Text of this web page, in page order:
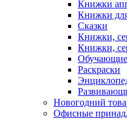
Книжки
Книжки
Сказки
Книжки,
Книжки,
Обучающие
Раскраски
Новогодний
Офисные